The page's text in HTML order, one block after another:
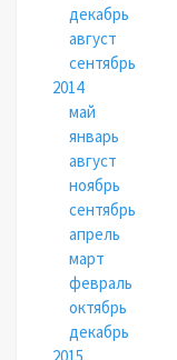
декабрь
август
сентябрь
2014
май
январь
август
ноябрь
сентябрь
апрель
март
февраль
октябрь
декабрь